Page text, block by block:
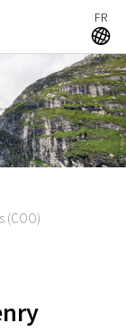
FR
A
(COO)